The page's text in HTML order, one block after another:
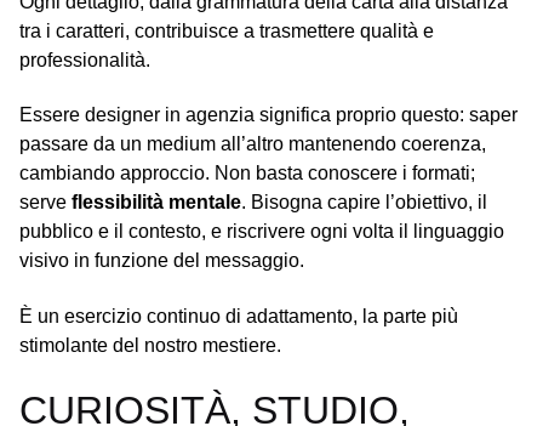
tra i caratteri, contribuisce a trasmettere qualità e
professionalità.
Essere designer in agenzia significa proprio questo: saper
passare da un medium all’altro mantenendo coerenza,
cambiando approccio. Non basta conoscere i formati;
serve flessibilità mentale. Bisogna capire l’obiettivo, il
pubblico e il contesto, e riscrivere ogni volta il linguaggio
visivo in funzione del messaggio.
È un esercizio continuo di adattamento, la parte più
stimolante del nostro mestiere.
CURIOSITÀ, STUDIO,